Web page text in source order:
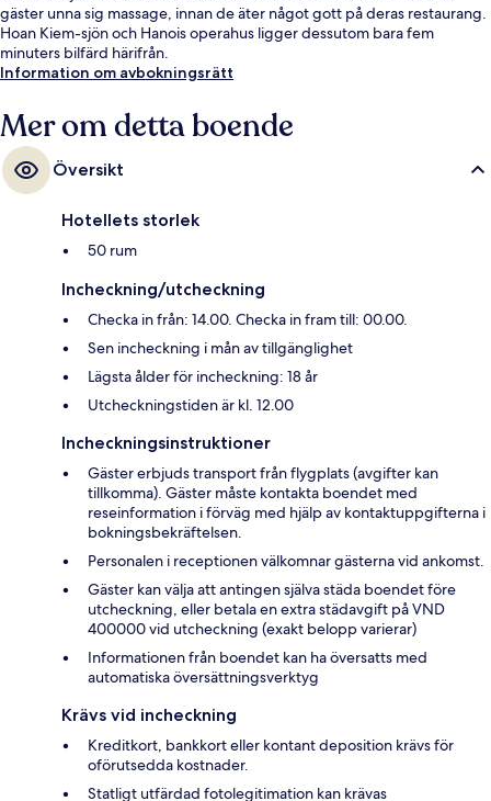
gäster unna sig massage, innan de äter något gott på deras restaurang.
Hoan Kiem-sjön och Hanois operahus ligger dessutom bara fem
minuters bilfärd härifrån.
Information om avbokningsrätt
Mer om detta boende
Översikt
Hotellets storlek
50 rum
Incheckning/utcheckning
Checka in från: 14.00. Checka in fram till: 00.00.
Sen incheckning i mån av tillgänglighet
Lägsta ålder för incheckning: 18 år
Utcheckningstiden är kl. 12.00
Incheckningsinstruktioner
Gäster erbjuds transport från flygplats (avgifter kan
tillkomma). Gäster måste kontakta boendet med
reseinformation i förväg med hjälp av kontaktuppgifterna i
bokningsbekräftelsen.
Personalen i receptionen välkomnar gästerna vid ankomst.
Gäster kan välja att antingen själva städa boendet före
utcheckning, eller betala en extra städavgift på VND
400000 vid utcheckning (exakt belopp varierar)
Informationen från boendet kan ha översatts med
automatiska översättningsverktyg
Krävs vid incheckning
Kreditkort, bankkort eller kontant deposition krävs för
oförutsedda kostnader.
Statligt utfärdad fotolegitimation kan krävas